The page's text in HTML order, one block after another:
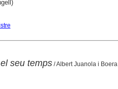
seu temps/ Albert Juanola i Boera